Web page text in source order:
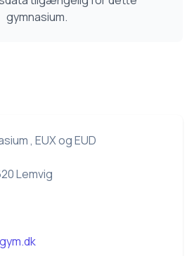
gymnasium.
, EUX og EUD
Lemvig